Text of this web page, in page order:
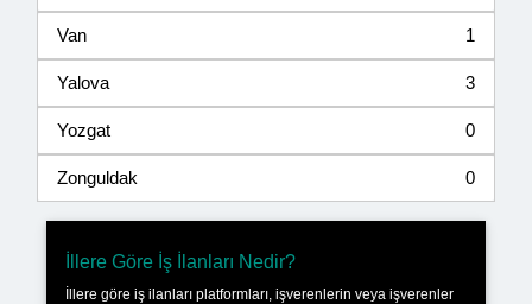
Van 1
Yalova 3
Yozgat 0
Zonguldak 0
İllere Göre İş İlanları Nedir?
İllere göre iş ilanları platformları, işverenlerin veya işverenler